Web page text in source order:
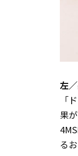
左
「
果
る